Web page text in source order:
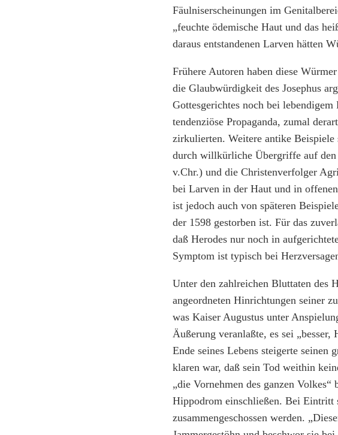
Fäulniserscheinungen im
„feuchte ödemische Haut und das
daraus entstandenen Larven hätten
Frühere Autoren haben diese
die Glaubwürdigkeit des Josephus
Gottesgerichtes noch bei
tendenziöse Propaganda, zumal
zirkulierten. Weitere antike
durch willkürliche Übergriffe auf
v.Chr.) und die Christenverfolger
bei Larven in der Haut und in
ist jedoch auch von späteren
der 1598 gestorben ist. Für das
daß Herodes nur noch in
Symptom ist typisch bei
Unter den zahlreichen Bluttaten des
angeordneten Hinrichtungen seiner
was Kaiser Augustus unter
Äußerung veranlaßte, es sei
Ende seines Lebens steigerte seinen
klaren war, daß sein Tod weithin
„die Vornehmen des ganzen
Hippodrom einschließen. Bei Eintritt
zusammengeschossen werden.